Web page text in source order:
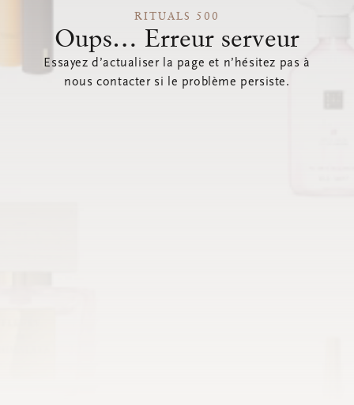
RITUALS 500
Oups… Erreur serveur
Essayez d’actualiser la page et n’hésitez pas à
nous contacter si le problème persiste.